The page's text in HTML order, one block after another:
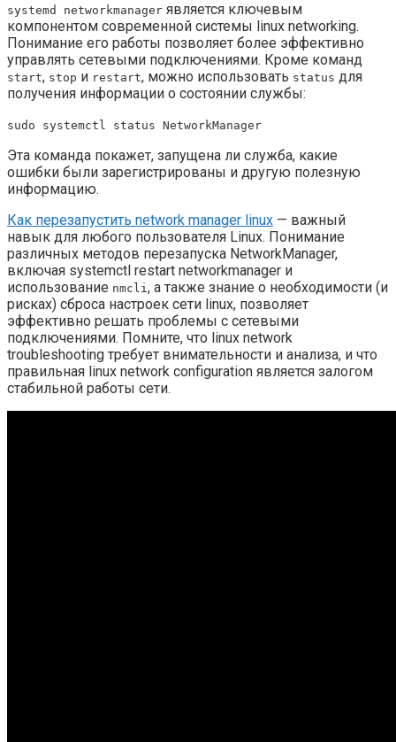
systemd networkmanager является ключевым
компонентом современной системы linux networking.
Понимание его работы позволяет более эффективно
управлять сетевыми подключениями. Кроме команд
start, stop и restart, можно использовать status для
получения информации о состоянии службы:
sudo systemctl status NetworkManager
Эта команда покажет, запущена ли служба, какие
ошибки были зарегистрированы и другую полезную
информацию.
Как перезапустить network manager linux — важный
навык для любого пользователя Linux. Понимание
различных методов перезапуска NetworkManager,
включая systemctl restart networkmanager и
использование nmcli, а также знание о необходимости (и
рисках) сброса настроек сети linux, позволяет
эффективно решать проблемы с сетевыми
подключениями. Помните, что linux network
troubleshooting требует внимательности и анализа, и что
правильная linux network configuration является залогом
стабильной работы сети.